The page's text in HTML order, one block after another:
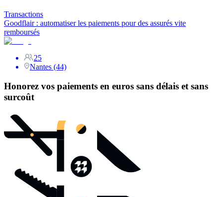
Transactions
Goodflair : automatiser les paiements pour des assurés vite
remboursés
25
Nantes (44)
Honorez vos paiements en euros sans délais et sans
surcoût